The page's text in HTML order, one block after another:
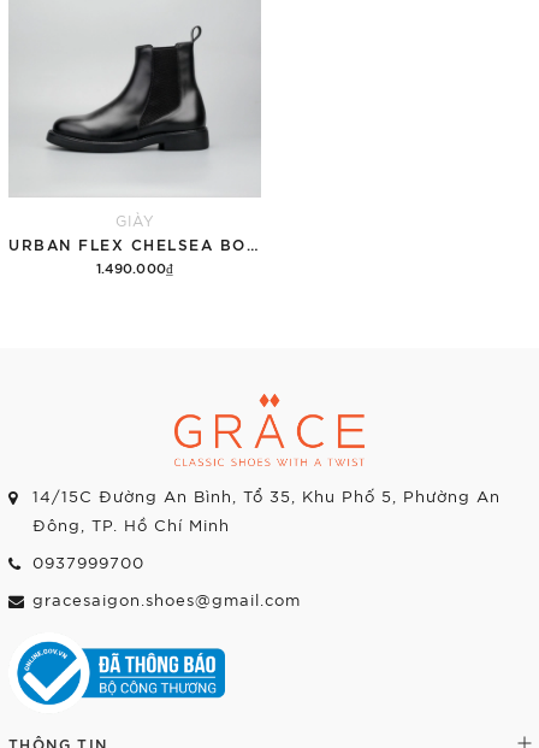
GIÀY
1.490.000₫
14/15C Đường An Bình, Tổ 35, Khu Phố 5, Phường An
Đông, TP. Hồ Chí Minh
0937999700
gracesaigon.shoes@gmail.com
THÔNG TIN